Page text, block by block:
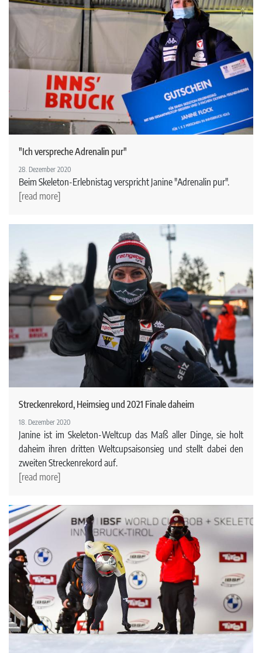
"Ich verspreche Adrenalin pur"
28. Dezember 2020
Beim Skeleton-Erlebnistag verspricht Janine "Adrenalin pur".
[read more]
Streckenrekord, Heimsieg und 2021 Finale daheim
18. Dezember 2020
Janine ist im Skeleton-Weltcup das Maß aller Dinge, sie holt
daheim ihren dritten Weltcupsaisonsieg und stellt dabei den
zweiten Streckenrekord auf.
[read more]